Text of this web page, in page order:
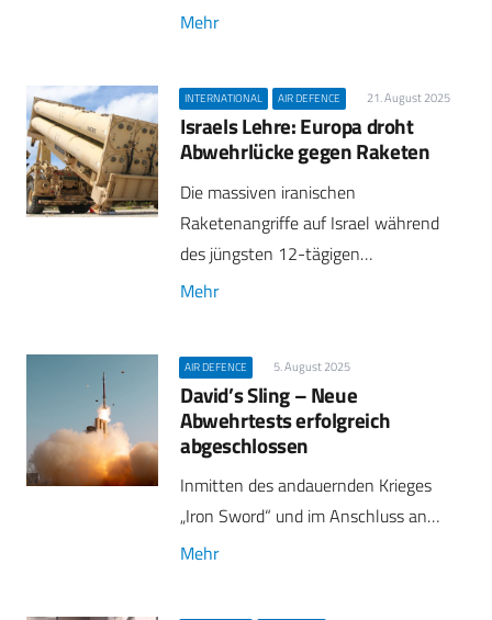
Mehr
INTERNATIONAL AIR DEFENCE 21. August 2025
Israels Lehre: Europa droht
Abwehrlücke gegen Raketen
Die massiven iranischen
Raketenangriffe auf Israel während
des jüngsten 12-tägigen…
Mehr
AIR DEFENCE 5. August 2025
David’s Sling – Neue
Abwehrtests erfolgreich
abgeschlossen
Inmitten des andauernden Krieges
„Iron Sword“ und im Anschluss an…
Mehr